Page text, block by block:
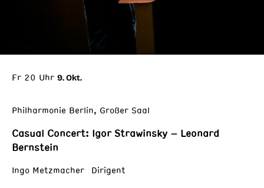
Fr 20 Uhr 9. Okt.
Philharmonie Berlin, Großer Saal
Casual Concert: Igor Strawinsky – Leonard
Bernstein
Ingo Metzmacher Dirigent